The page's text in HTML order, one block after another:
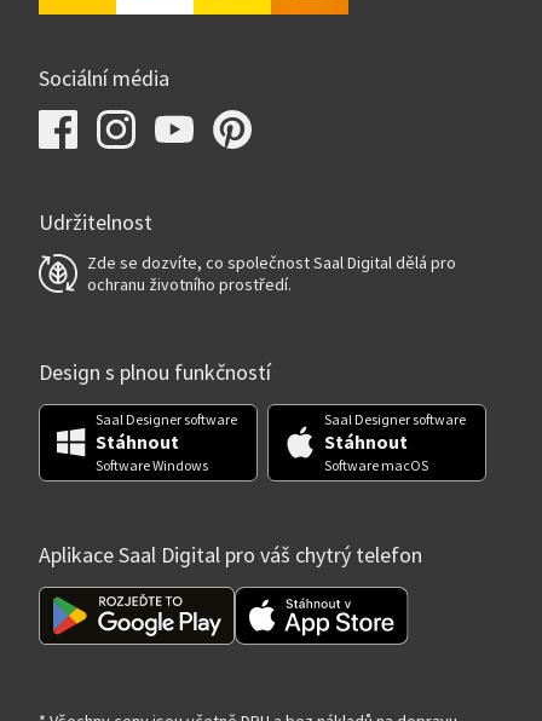
Sociální média
Udržitelnost
Zde se dozvíte, co společnost Saal Digital dělá pro
ochranu životního prostředí.
Design s plnou funkčností
Saal Designer software
Stáhnout
Software Windows
Saal Designer software
Stáhnout
Software macOS
Aplikace Saal Digital pro váš chytrý telefon